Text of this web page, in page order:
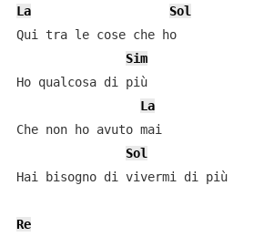
La
Sol
Qui tra le cose che ho
Sim
Ho qualcosa di più
La
Che non ho avuto mai
Sol
Hai bisogno di vivermi di più
Re